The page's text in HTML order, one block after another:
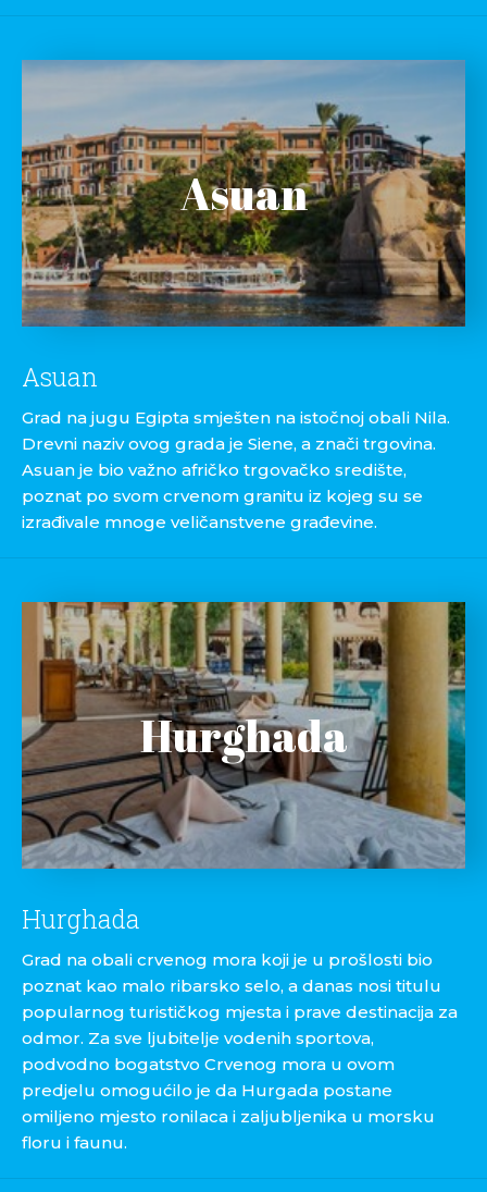
Asuan
Asuan
Grad na jugu Egipta smješten na istočnoj obali Nila.
Drevni naziv ovog grada je Siene, a znači trgovina.
Asuan je bio važno afričko trgovačko središte,
poznat po svom crvenom granitu iz kojeg su se
izrađivale mnoge veličanstvene građevine.
Hurghada
Hurghada
Grad na obali crvenog mora koji je u prošlosti bio
poznat kao malo ribarsko selo, a danas nosi titulu
popularnog turističkog mjesta i prave destinacija za
odmor. Za sve ljubitelje vodenih sportova,
podvodno bogatstvo Crvenog mora u ovom
predjelu omogućilo je da Hurgada postane
omiljeno mjesto ronilaca i zaljubljenika u morsku
floru i faunu.